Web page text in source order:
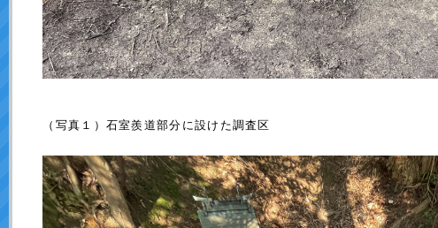
（写真１）石室羨道部分に設けた調査区